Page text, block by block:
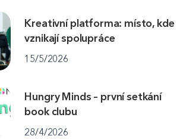
Kreativní platforma: místo, kde
vznikají spolupráce
15/5/2026
Hungry Minds – první setkání
book clubu
28/4/2026